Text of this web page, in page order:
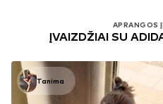
APRANGOS
ĮVAIZDŽIAI SU
Tanima